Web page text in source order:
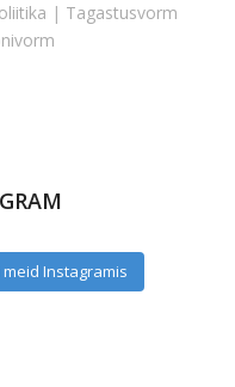
| Tagastusvorm
meid Instagramis